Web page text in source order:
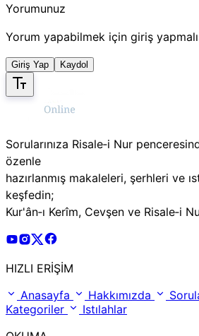
Yorumunuz
Yorum yapabilmek için giriş
Giriş Yap Kaydol
Sorularınıza Risale‑i Nur
özenle
hazırlanmış makaleleri, şerhleri ve
keşfedin;
Kur'ân‑ı Kerîm, Cevşen ve Risale‑i
Risale Online Youtube Hesabı
Risale Online Instagram Hesabı
Risale Online X Hesabı
HIZLI ERİŞİM
Anasayfa
Hakkımızda
Kategoriler
Istılahlar